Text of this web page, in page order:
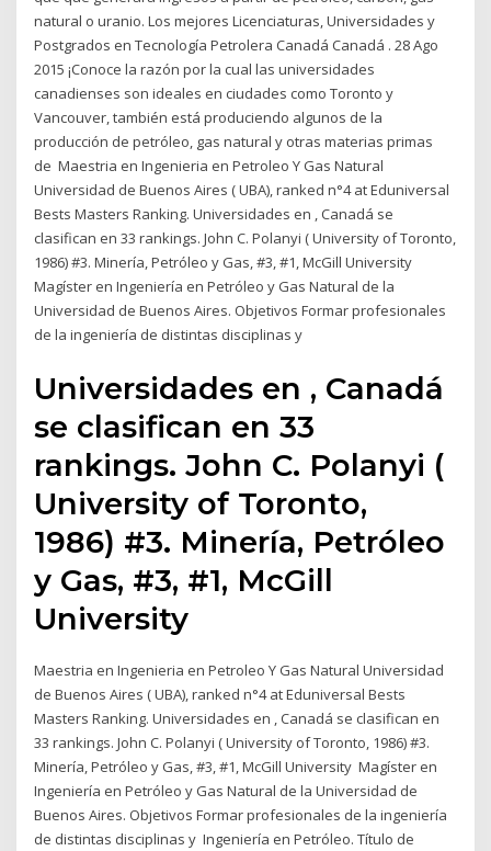
natural o uranio. Los mejores Licenciaturas, Universidades y
Postgrados en Tecnología Petrolera Canadá Canadá . 28 Ago
2015 ¡Conoce la razón por la cual las universidades
canadienses son ideales en ciudades como Toronto y
Vancouver, también está produciendo algunos de la
producción de petróleo, gas natural y otras materias primas
de Maestria en Ingenieria en Petroleo Y Gas Natural
Universidad de Buenos Aires ( UBA), ranked n°4 at Eduniversal
Bests Masters Ranking. Universidades en , Canadá se
clasifican en 33 rankings. John C. Polanyi ( University of Toronto,
1986) #3. Minería, Petróleo y Gas, #3, #1, McGill University
Magíster en Ingeniería en Petróleo y Gas Natural de la
Universidad de Buenos Aires. Objetivos Formar profesionales
de la ingeniería de distintas disciplinas y
Universidades en , Canadá
se clasifican en 33
rankings. John C. Polanyi (
University of Toronto,
1986) #3. Minería, Petróleo
y Gas, #3, #1, McGill
University
Maestria en Ingenieria en Petroleo Y Gas Natural Universidad
de Buenos Aires ( UBA), ranked n°4 at Eduniversal Bests
Masters Ranking. Universidades en , Canadá se clasifican en
33 rankings. John C. Polanyi ( University of Toronto, 1986) #3.
Minería, Petróleo y Gas, #3, #1, McGill University Magíster en
Ingeniería en Petróleo y Gas Natural de la Universidad de
Buenos Aires. Objetivos Formar profesionales de la ingeniería
de distintas disciplinas y Ingeniería en Petróleo. Título de